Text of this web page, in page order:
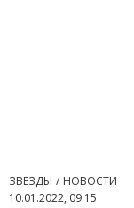
ЗВЕЗДЫ
НОВОСТИ
10.01.2022, 09:15